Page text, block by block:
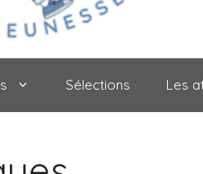
Sélections Les